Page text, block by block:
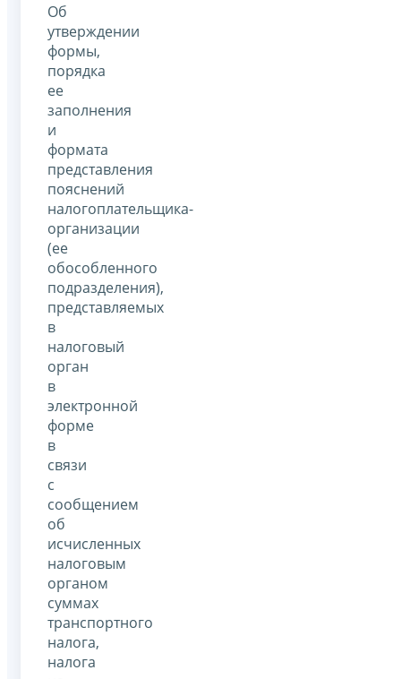
Об
утверждении
формы,
порядка
ее
заполнения
и
формата
представления
пояснений
налогоплательщика-
организации
(ее
обособленного
подразделения),
представляемых
в
налоговый
орган
в
электронной
форме
в
связи
с
сообщением
об
исчисленных
налоговым
органом
суммах
транспортного
налога,
налога